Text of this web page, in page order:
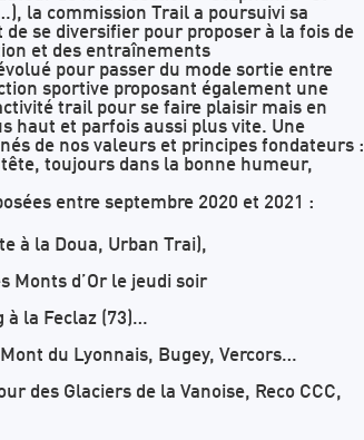
la commission Trail a poursuivi sa
de se diversifier pour proposer à la fois de
et des entraînements
pour passer du mode sortie entre
sportive proposant également une
trail pour se faire plaisir mais en
haut et parfois aussi plus vite. Une
de nos valeurs et principes fondateurs :
toujours dans la bonne humeur,
entre septembre 2020 et 2021 :
à la Doua, Urban Trai),
Monts d’Or le jeudi soir
à la Feclaz (73)…
du Lyonnais, Bugey, Vercors…
des Glaciers de la Vanoise, Reco CCC,